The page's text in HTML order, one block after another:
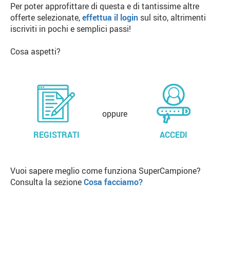
Per poter approfittare di questa e di tantissime altre
offerte selezionate,effettua il login sul sito, altrimenti
iscriviti in pochi e semplici passi!
Cosa aspetti?
REGISTRATI
oppure
ACCEDI
Vuoi sapere meglio come funziona SuperCampione?
Consulta la sezioneCosa facciamo?